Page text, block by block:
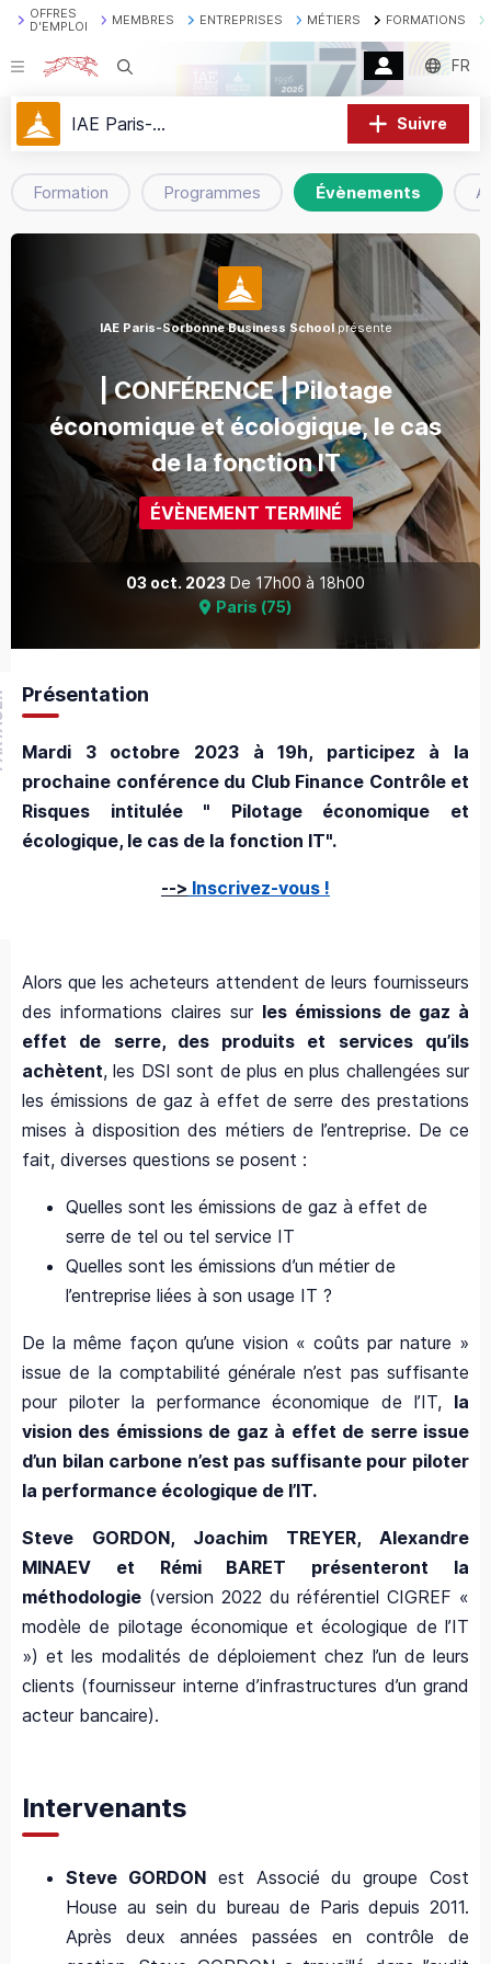
OFFRES
D'EMPLOI
MEMBRES ENTREPRISES MÉTIERS FORMATIONS
Recherche FR
IAE Paris-Sorbonne Business School Suivre
Formation Programmes Évènements
IAE Paris-Sorbonne Business Schoolprésente
| CONFÉRENCE | Pilotage
économique et écologique, le cas
de la fonction IT
ÉVÈNEMENT TERMINÉ
03 oct. 2023 De 17h00 à 18h00
Paris (75)
Présentation
Mardi 3 octobre 2023 à 19h, participez à la
prochaine conférence du Club Finance Contrôle et
Risques intitulée " Pilotage économique et
écologique, le cas de la fonction IT".
--> Inscrivez-vous !
Alors que les acheteurs attendent de leurs fournisseurs
des informations claires surles émissions de gaz à
effet de serre, des produits et services qu’ils
achètent, les DSI sont de plus en plus challengées sur
les émissions de gaz à effet de serre des prestations
mises à disposition des métiers de l’entreprise. De ce
fait, diverses questions se posent :
Quelles sont les émissions de gaz à effet de
serre de tel ou tel service IT
Quelles sont les émissions d’un métier de
l’entreprise liées à son usage IT ?
De la même façon qu’une vision « coûts par nature »
issue de la comptabilité générale n’est pas suffisante
pour piloter la performance économique de l’IT, la
vision des émissions de gaz à effet de serre issue
d’un bilan carbone n’est pas suffisante pour piloter
la performance écologique de l’IT.
Steve GORDON, Joachim TREYER, Alexandre
MINAEV et Rémi BARET présenteront la
méthodologie (version 2022 du référentiel CIGREF «
modèle de pilotage économique et écologique de l’IT
») et les modalités de déploiement chez l’un de leurs
clients (fournisseur interne d’infrastructures d’un grand
acteur bancaire).
Intervenants
Steve GORDONest Associé du groupe Cost
House au sein du bureau de Paris depuis 2011.
Après deux années passées en contrôle de